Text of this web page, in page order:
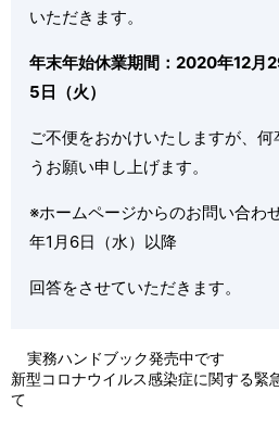
いただきます。
年末年始休業期間：2020年12月
5日（火）
ご不便をおかけいたしますが、
うお願い申し上げます。
※ホームページからのお問い合わ
年1月6日（水）以降
回答をさせていただきます。
実務ハンドブック発売中です
新型コロナウイルス感染症に関する緊
て